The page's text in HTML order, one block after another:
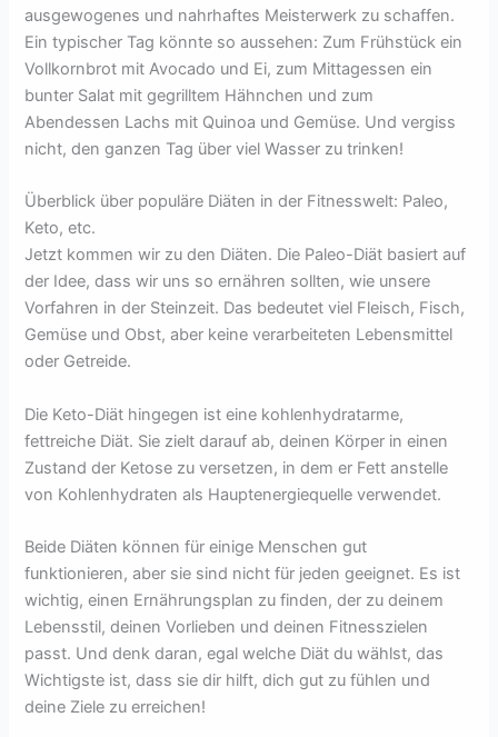
ausgewogenes und nahrhaftes Meisterwerk zu schaffen.
Ein typischer Tag könnte so aussehen: Zum Frühstück ein
Vollkornbrot mit Avocado und Ei, zum Mittagessen ein
bunter Salat mit gegrilltem Hähnchen und zum
Abendessen Lachs mit Quinoa und Gemüse. Und vergiss
nicht, den ganzen Tag über viel Wasser zu trinken!
Überblick über populäre Diäten in der Fitnesswelt: Paleo,
Keto, etc.
Jetzt kommen wir zu den Diäten. Die Paleo-Diät basiert auf
der Idee, dass wir uns so ernähren sollten, wie unsere
Vorfahren in der Steinzeit. Das bedeutet viel Fleisch, Fisch,
Gemüse und Obst, aber keine verarbeiteten Lebensmittel
oder Getreide.
Die Keto-Diät hingegen ist eine kohlenhydratarme,
fettreiche Diät. Sie zielt darauf ab, deinen Körper in einen
Zustand der Ketose zu versetzen, in dem er Fett anstelle
von Kohlenhydraten als Hauptenergiequelle verwendet.
Beide Diäten können für einige Menschen gut
funktionieren, aber sie sind nicht für jeden geeignet. Es ist
wichtig, einen Ernährungsplan zu finden, der zu deinem
Lebensstil, deinen Vorlieben und deinen Fitnesszielen
passt. Und denk daran, egal welche Diät du wählst, das
Wichtigste ist, dass sie dir hilft, dich gut zu fühlen und
deine Ziele zu erreichen!